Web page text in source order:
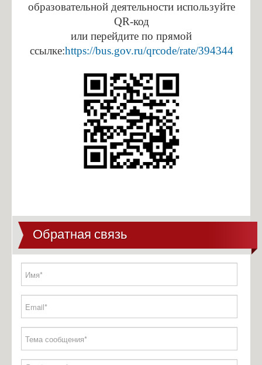
образовательной деятельности используйте
QR-код
или перейдите по прямой
ссылке:https://bus.gov.ru/qrcode/rate/394344
Обратная связь